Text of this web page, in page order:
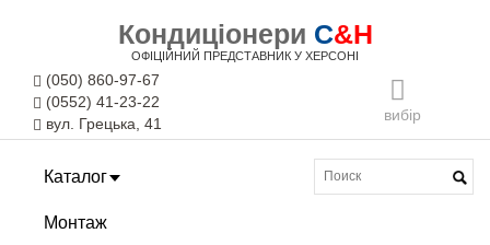
Кондиціонери C&H
ОФІЦІЙНИЙ ПРЕДСТАВНИК У ХЕРСОНІ
вибір
(050) 860-97-67
(0552) 41-23-22
вул. Грецька, 41
Каталог
Монтаж